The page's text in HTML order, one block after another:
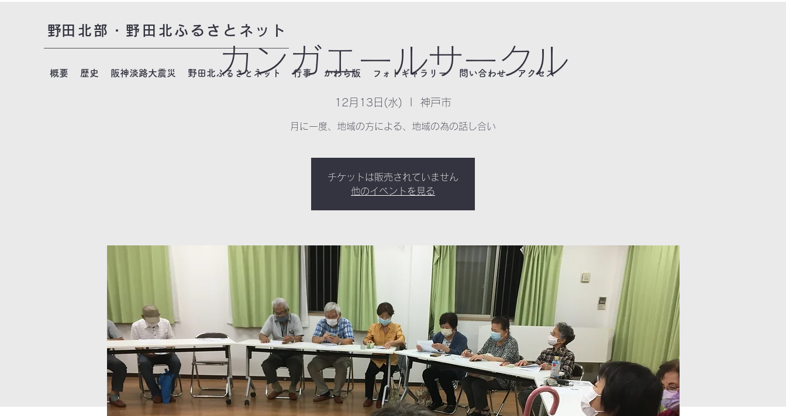
​野田北部・野田北ふるさとネット
概要 歴史 阪神淡路大震災 野田北ふるさとネット 行事 かわら版 フォトギャラリー 問い合わせ アクセス
カンガエールサークル
12月13日(水) 神戸市
月に一度、地域の方による、地域の為の話し合い
チケットは販売されていません
他のイベントを見る